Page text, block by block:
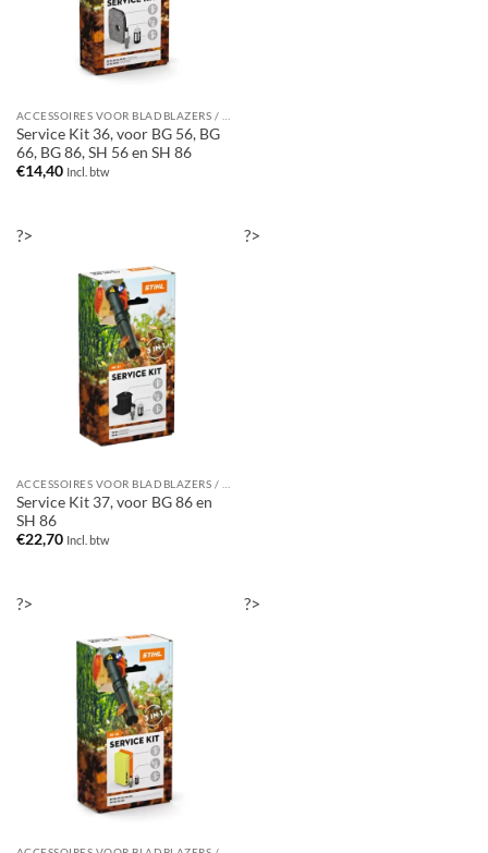
Service Kit 36, voor BG 56, BG
66, BG 86, SH 56 en SH 86
€14,40 Incl. btw
?>
Service Kit 37, voor BG 86 en
SH 86
€22,70 Incl. btw
?>
?> ?>